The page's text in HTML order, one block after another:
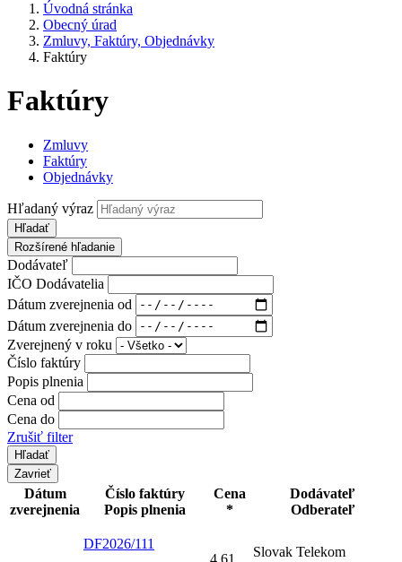
Úvodná stránka
Obecný úrad
Zmluvy, Faktúry, Objednávky
Faktúry
Faktúry
Zmluvy
Faktúry
Objednávky
Hľadaný výraz
Hľadať
Rozšírené hľadanie
Dodávateľ
IČO Dodávatelia
Dátum zverejnenia od
Dátum zverejnenia do
Zverejnený v roku
Číslo faktúry
Popis plnenia
Cena od
Cena do
Zrušiť filter
Zavrieť
Dátum
zverejnenia
Číslo faktúry
Popis plnenia
Cena
*
Dodávateľ
Odberateľ
DF2026/111
4,61
Slovak Telekom